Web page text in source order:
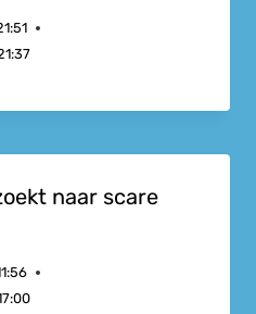
naar scare